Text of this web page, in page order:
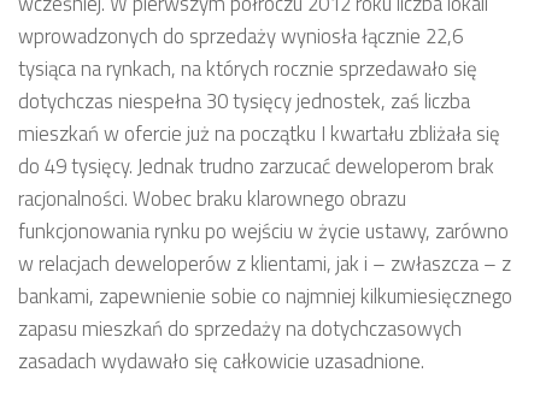
wprowadzonych do sprzedaży wyniosła łącznie 22,6
tysiąca na rynkach, na których rocznie sprzedawało się
dotychczas niespełna 30 tysięcy jednostek, zaś liczba
mieszkań w ofercie już na początku I kwartału zbliżała się
do 49 tysięcy. Jednak trudno zarzucać deweloperom brak
racjonalności. Wobec braku klarownego obrazu
funkcjonowania rynku po wejściu w życie ustawy, zarówno
w relacjach deweloperów z klientami, jak i – zwłaszcza – z
bankami, zapewnienie sobie co najmniej kilkumiesięcznego
zapasu mieszkań do sprzedaży na dotychczasowych
zasadach wydawało się całkowicie uzasadnione.